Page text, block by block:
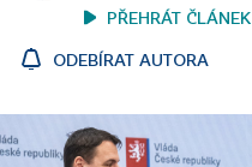
PŘEHRÁT ČLÁNEK
ODEBÍRAT AUTORA